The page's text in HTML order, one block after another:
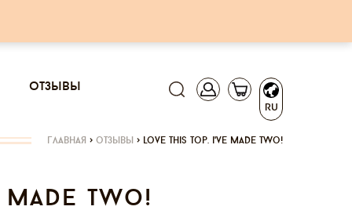
RU
отзывы
главная > отзывы > love this top. i've made two!
two!